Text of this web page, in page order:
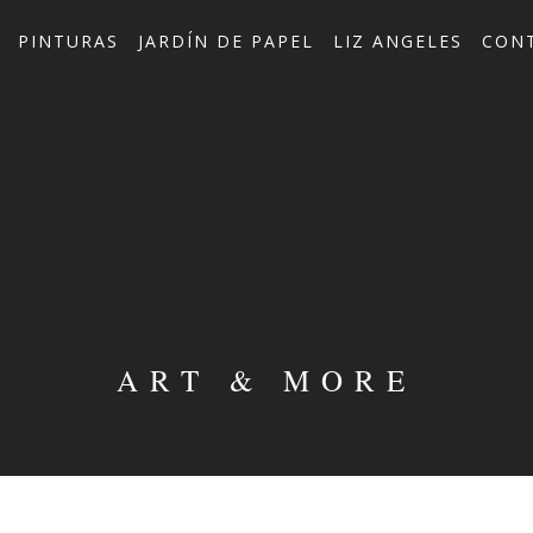
PINTURAS JARDÍN DE PAPEL LIZ ANGELES
ART & MORE